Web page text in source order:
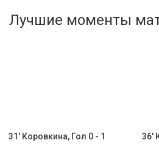
Активировать промокод
Лучшие моменты
31' Коровкина, Гол 0 - 1 36'